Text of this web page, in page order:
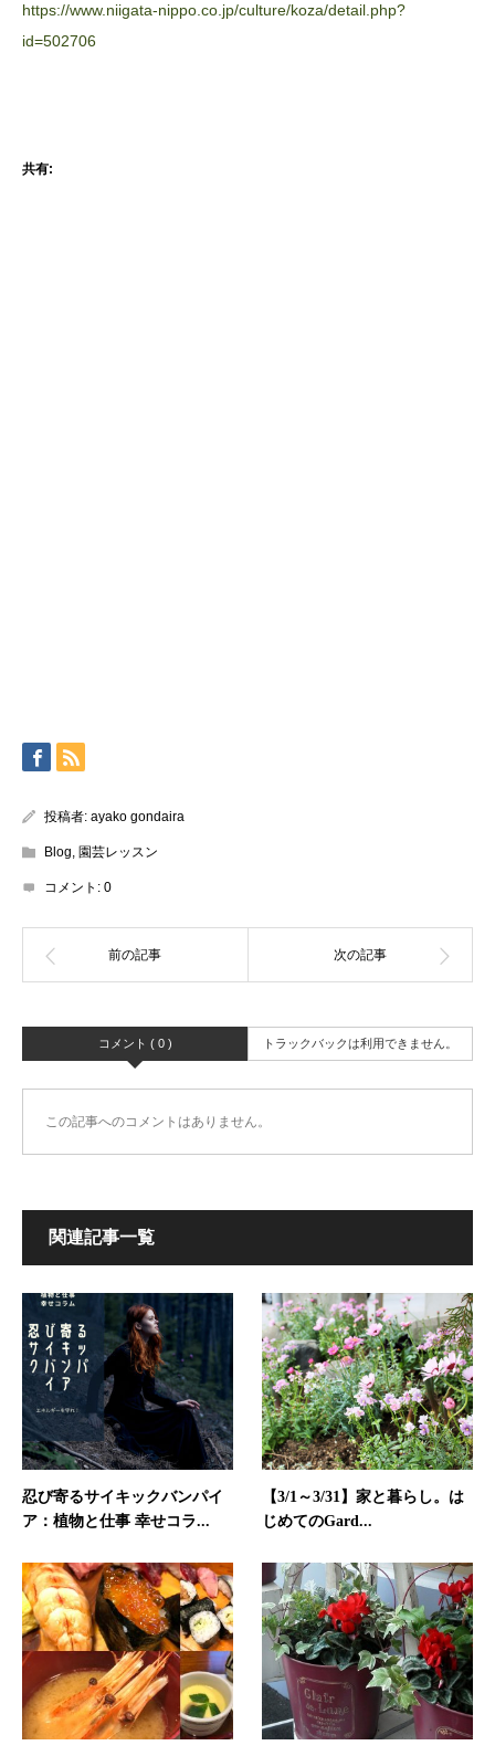
https://www.niigata-nippo.co.jp/culture/koza/detail.php?
id=502706
共有:
投稿者: ayako gondaira
Blog 園芸レッスン
コメント: 0
コメント ( 0 ) トラックバックは利用できません。
この記事へのコメントはありません。
関連記事一覧
忍び寄るサイキックバンパイ
ア：植物と仕事 幸せコラ...
【3/1～3/31】家と暮らし。は
じめてのGard...